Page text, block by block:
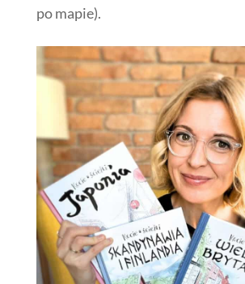
po mapie).